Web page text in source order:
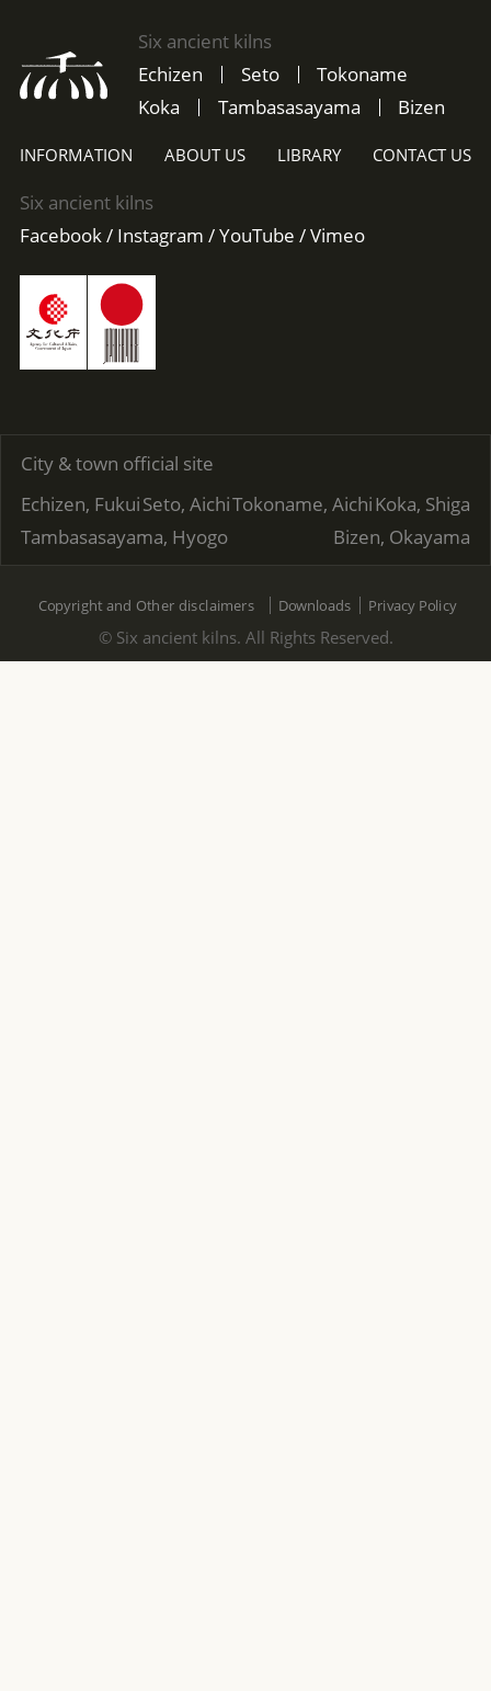
Six ancient kilns
Echizen
Seto
Tokoname
Koka
Tambasasayama Bizen
INFORMATION ABOUT US LIBRARY CONTACT US
Six ancient kilns
Facebook
Instagram YouTube Vimeo
City & town official site
Echizen, FukuiSeto, AichiTokoname, AichiKoka, Shiga
Tambasasayama, Hyogo
Bizen, Okayama
Copyright and Other disclaimers Downloads Privacy Policy
© Six ancient kilns. All Rights Reserved.